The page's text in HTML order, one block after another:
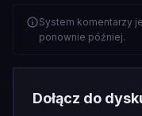
System komentarzy
ponownie później.
Dołącz do